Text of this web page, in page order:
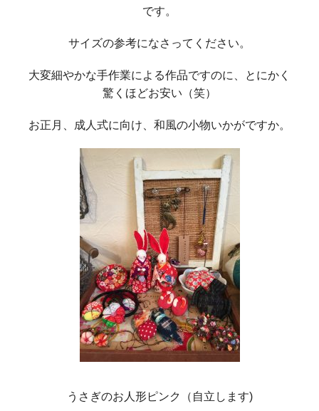
です。
サイズの参考になさってください。
大変細やかな手作業による作品ですのに、とにかく
驚くほどお安い（笑）
お正月、成人式に向け、和風の小物いかがですか。
うさぎのお人形ピンク（自立します)